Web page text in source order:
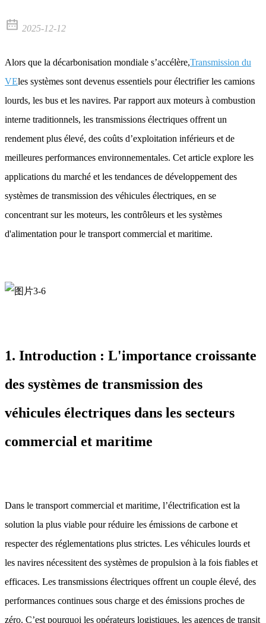
2025-12-12
Alors que la décarbonisation mondiale s’accélère,Transmission du
VEles systèmes sont devenus essentiels pour électrifier les camions
lourds, les bus et les navires. Par rapport aux moteurs à combustion
interne traditionnels, les transmissions électriques offrent un
rendement plus élevé, des coûts d’exploitation inférieurs et de
meilleures performances environnementales. Cet article explore les
applications du marché et les tendances de développement des
systèmes de transmission des véhicules électriques, en se
concentrant sur les moteurs, les contrôleurs et les systèmes
d'alimentation pour le transport commercial et maritime.
1. Introduction : L'importance croissante
des systèmes de transmission des
véhicules électriques dans les secteurs
commercial et maritime
Dans le transport commercial et maritime, l’électrification est la
solution la plus viable pour réduire les émissions de carbone et
respecter des réglementations plus strictes. Les véhicules lourds et
les navires nécessitent des systèmes de propulsion à la fois fiables et
efficaces. Les transmissions électriques offrent un couple élevé, des
performances continues sous charge et des émissions proches de
zéro. C’est pourquoi les opérateurs logistiques, les agences de transit